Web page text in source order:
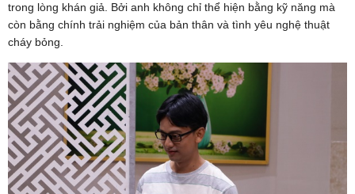
trong lòng khán giả. Bởi anh không chỉ thể hiện bằng kỹ năng mà
còn bằng chính trải nghiệm của bản thân và tình yêu nghệ thuật
cháy bỏng.